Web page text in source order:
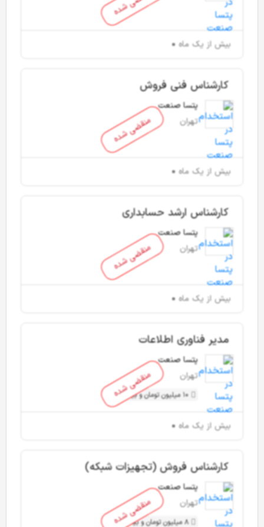
بیش از یک ماه
منقضی شده
کارشناس فنی فروش
پتسا صنعت
تهران
بیش از یک ماه
منقضی شده
کارشناس ارشد حسابداری
پتسا صنعت
تهران
بیش از یک ماه
منقضی شده
مدیر فناوری اطلاعات
پتسا صنعت
تهران
10 میلیون تومان و بیشتر
بیش از یک ماه
منقضی شده
کارشناس فروش (تجهیزات شبکه)
پتسا صنعت
تهران
8 میلیون تومان و بیشتر